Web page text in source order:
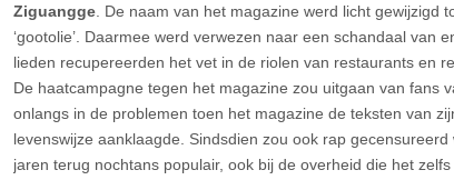
Ziguangge. De naam van het magazine werd licht gewijzigd
‘gootolie’. Daarmee werd verwezen naar een schandaal van
lieden recupereerden het vet in de riolen van restaurants en
De haatcampagne tegen het magazine zou uitgaan van fans
onlangs in de problemen toen het magazine de teksten van
levenswijze aanklaagde. Sindsdien zou ook rap
jaren terug nochtans populair, ook bij de overheid die het